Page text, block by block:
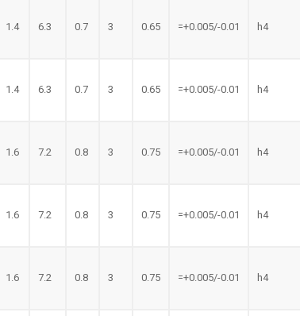
1.4 6.3 0.7 3 0.65 =+0.005/-0.01 h4
1.4 6.3 0.7 3 0.65 =+0.005/-0.01 h4
1.6 7.2 0.8 3 0.75 =+0.005/-0.01 h4
1.6 7.2 0.8 3 0.75 =+0.005/-0.01 h4
1.6 7.2 0.8 3 0.75 =+0.005/-0.01 h4